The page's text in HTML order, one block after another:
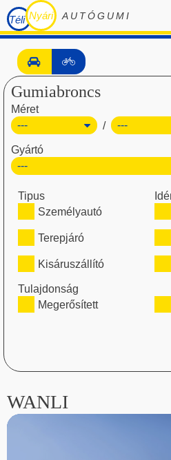
Téli Nyári AUTÓGUMI
Gumiabroncs
Méret
/
Gyártó
Tipus
Személyautó
Terepjáró
Kisáruszállító
Tulajdonság
Megerősített
WANLI